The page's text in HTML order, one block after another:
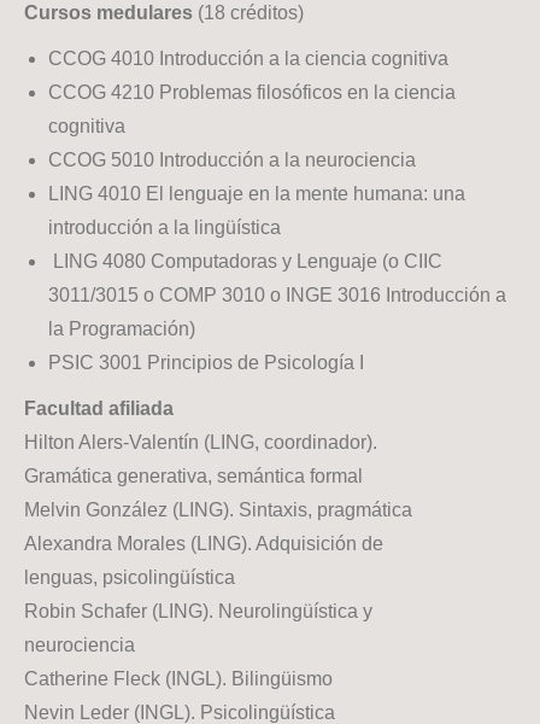
Cursos medulares (18 créditos)
CCOG 4010 Introducción a la ciencia cognitiva
CCOG 4210 Problemas filosóficos en la ciencia
cognitiva
CCOG 5010 Introducción a la neurociencia
LING 4010 El lenguaje en la mente humana: una
introducción a la lingüística
LING 4080 Computadoras y Lenguaje (o CIIC
3011/3015 o COMP 3010 o INGE 3016 Introducción a
la Programación)
PSIC 3001 Principios de Psicología I
Facultad afiliada
Hilton Alers-Valentín (LING, coordinador).
Gramática generativa, semántica formal
Melvin González (LING). Sintaxis, pragmática
Alexandra Morales (LING). Adquisición de
lenguas, psicolingüística
Robin Schafer (LING). Neurolingüística y
neurociencia
Catherine Fleck (INGL). Bilingüismo
Nevin Leder (INGL). Psicolingüística